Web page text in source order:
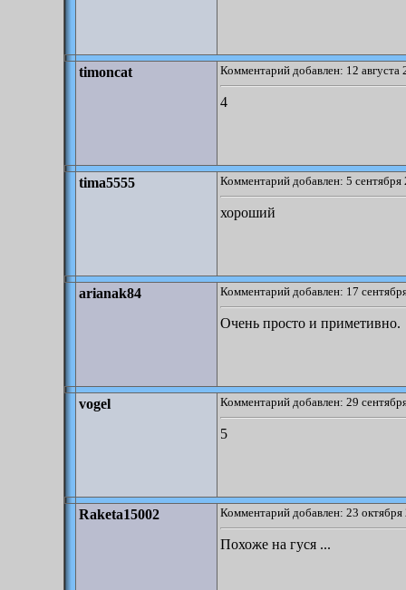
timoncat Комментарий добавлен: 12 августа
4
tima5555 Комментарий добавлен: 5
хороший
arianak84 Комментарий добавлен: 17
Очень просто и приметивно.
vogel Комментарий добавлен: 29
5
Raketa15002 Комментарий добавлен: 23
Похоже на гуся ...